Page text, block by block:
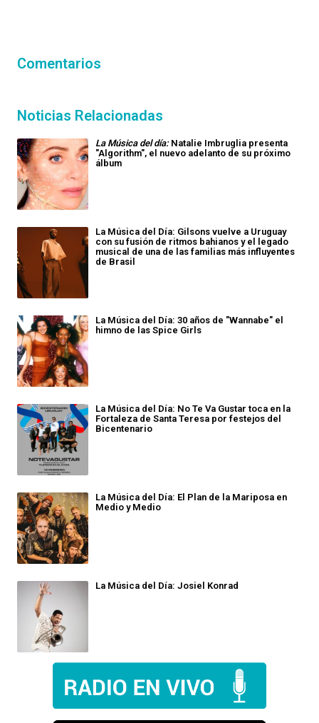
Comentarios
Noticias Relacionadas
La Música del día:Natalie Imbruglia presenta
"Algorithm", el nuevo adelanto de su próximo
álbum
La Música del Día: Gilsons vuelve a Uruguay
con su fusión de ritmos bahianos y el legado
musical de una de las familias más influyentes
de Brasil
La Música del Día: 30 años de "Wannabe" el
himno de las Spice Girls
La Música del Día: No Te Va Gustar toca en la
Fortaleza de Santa Teresa por festejos del
Bicentenario
La Música del Día: El Plan de la Mariposa en
Medio y Medio
La Música del Día: Josiel Konrad